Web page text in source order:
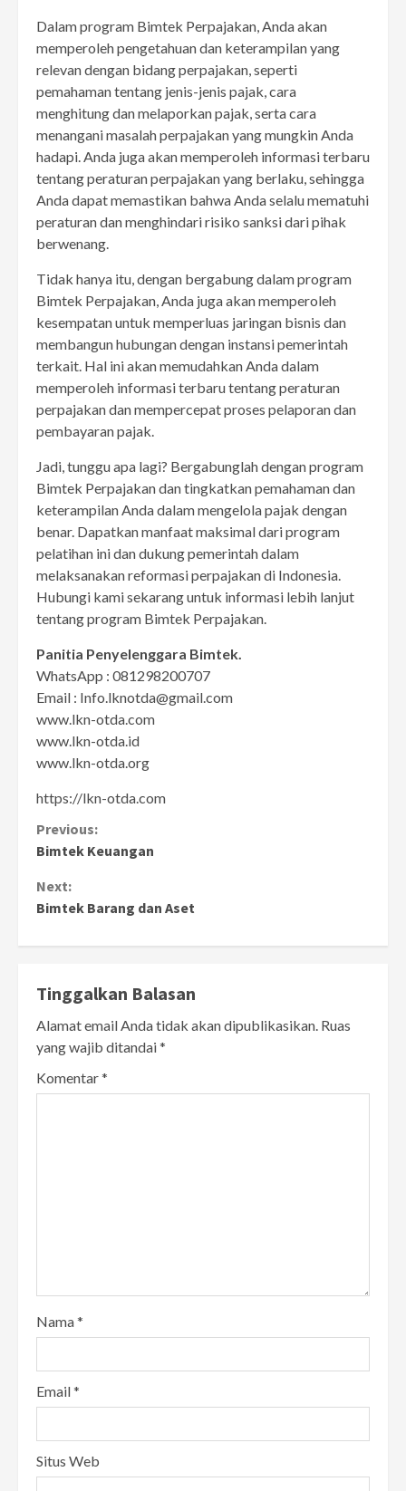
Dalam program Bimtek Perpajakan, Anda akan
memperoleh pengetahuan dan keterampilan yang
relevan dengan bidang perpajakan, seperti
pemahaman tentang jenis-jenis pajak, cara
menghitung dan melaporkan pajak, serta cara
menangani masalah perpajakan yang mungkin Anda
hadapi. Anda juga akan memperoleh informasi terbaru
tentang peraturan perpajakan yang berlaku, sehingga
Anda dapat memastikan bahwa Anda selalu mematuhi
peraturan dan menghindari risiko sanksi dari pihak
berwenang.
Tidak hanya itu, dengan bergabung dalam program
Bimtek Perpajakan, Anda juga akan memperoleh
kesempatan untuk memperluas jaringan bisnis dan
membangun hubungan dengan instansi pemerintah
terkait. Hal ini akan memudahkan Anda dalam
memperoleh informasi terbaru tentang peraturan
perpajakan dan mempercepat proses pelaporan dan
pembayaran pajak.
Jadi, tunggu apa lagi? Bergabunglah dengan program
Bimtek Perpajakan dan tingkatkan pemahaman dan
keterampilan Anda dalam mengelola pajak dengan
benar. Dapatkan manfaat maksimal dari program
pelatihan ini dan dukung pemerintah dalam
melaksanakan reformasi perpajakan di Indonesia.
Hubungi kami sekarang untuk informasi lebih lanjut
tentang program Bimtek Perpajakan.
Panitia Penyelenggara Bimtek.
WhatsApp : 081298200707
Email : Info.lknotda@gmail.com
www.lkn-otda.com
www.lkn-otda.id
www.lkn-otda.org
https://lkn-otda.com
Continue
Reading
Previous:
Bimtek Keuangan
Next:
Bimtek Barang dan Aset
Tinggalkan Balasan
Alamat email Anda tidak akan dipublikasikan. Ruas
yang wajib ditandai*
Komentar*
Nama*
Email*
Situs Web